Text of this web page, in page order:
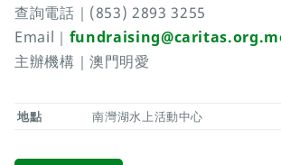
查詢電話｜(853) 2893 3255
Email｜
主辦機構｜澳門明愛
地點 南灣湖水上活動中心